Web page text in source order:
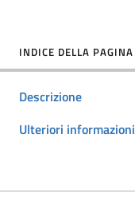
INDICE DELLA PAGINA
Descrizione
Ulteriori informazioni